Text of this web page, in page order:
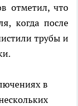
отметил, что
когда после
трубы и
в